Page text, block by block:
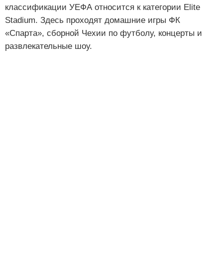
классификации УЕФА относится к категории Elite
Stadium. Здесь проходят домашние игры ФК
«Спарта», сборной Чехии по футболу, концерты и
развлекательные шоу.